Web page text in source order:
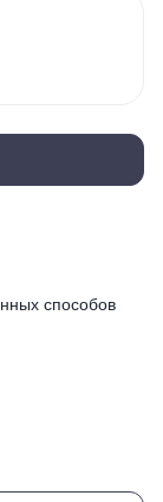
способов